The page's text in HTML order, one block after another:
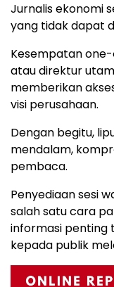
Jurnalis ekonomi
yang tidak dapat
Kesempatan
atau direktur
memberikan
visi perusahaan.
Dengan begitu,
mendalam,
pembaca.
Penyediaan sesi
salah satu cara
informasi penting
kepada publik